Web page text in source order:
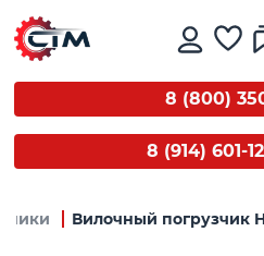
8 (800)
8 (914) 601-
Вилочный погрузчик